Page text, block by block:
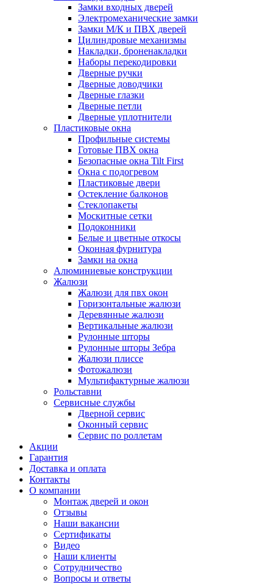
Замки входных дверей
Электромеханические замки
Замки М/К и ПВХ дверей
Цилиндровые механизмы
Накладки, броненакладки
Наборы перекодировки
Дверные ручки
Дверные доводчики
Дверные глазки
Дверные петли
Дверные уплотнители
Пластиковые окна
Профильные системы
Готовые ПВХ окна
Безопасные окна Tilt First
Окна с подогревом
Пластиковые двери
Остекление балконов
Стеклопакеты
Москитные сетки
Подоконники
Белые и цветные откосы
Оконная фурнитура
Замки на окна
Алюминиевые конструкции
Жалюзи
Жалюзи для пвх окон
Горизонтальные жалюзи
Деревянные жалюзи
Вертикальные жалюзи
Рулонные шторы
Рулонные шторы Зебра
Жалюзи плиссе
Фотожалюзи
Мультифактурные жалюзи
Рольставни
Сервисные службы
Дверной сервис
Оконный сервис
Сервис по роллетам
Акции
Гарантия
Доставка и оплата
Контакты
О компании
Монтаж дверей и окон
Отзывы
Наши вакансии
Сертификаты
Видео
Наши клиенты
Сотрудничество
Вопросы и ответы